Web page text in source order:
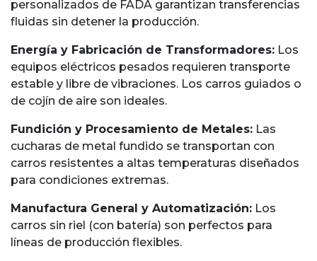
personalizados de FADA garantizan transferencias
fluidas sin detener la producción.
Energía y Fabricación de Transformadores: Los
equipos eléctricos pesados requieren transporte
estable y libre de vibraciones. Los carros guiados o
de cojín de aire son ideales.
Fundición y Procesamiento de Metales: Las
cucharas de metal fundido se transportan con
carros resistentes a altas temperaturas diseñados
para condiciones extremas.
Manufactura General y Automatización: Los
carros sin riel (con batería) son perfectos para
líneas de producción flexibles.